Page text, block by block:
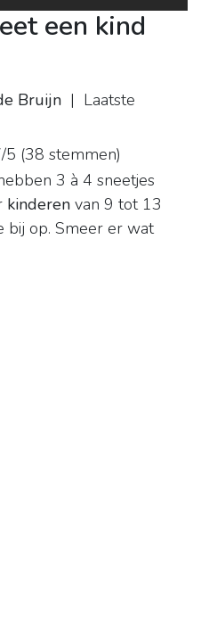
een kind
Bruijn | Laatste
5 (38 stemmen)
3 à 4 sneetjes
kinderen van 9 tot 13
bij op. Smeer er wat